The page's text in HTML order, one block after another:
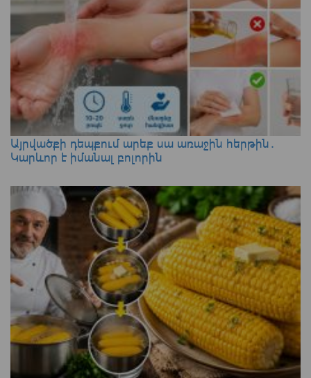
Այրվածքի դեպքում արեք սա առաջին հերթին․
Կարևոր է իմանալ բոլորին